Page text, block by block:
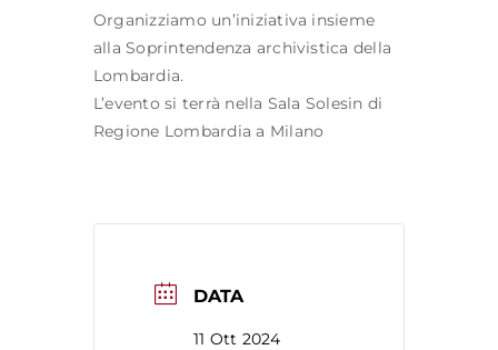
Organizziamo un’iniziativa insieme
alla Soprintendenza archivistica della
Lombardia.
L’evento si terrà nella Sala Solesin di
Regione Lombardia a Milano
DATA
11 Ott 2024